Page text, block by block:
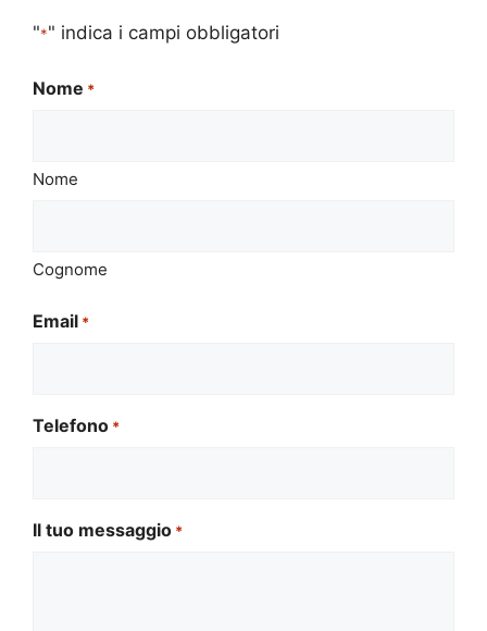
"*" indica i campi obbligatori
Nome *
Nome
Cognome
Email *
Telefono *
Il tuo messaggio *